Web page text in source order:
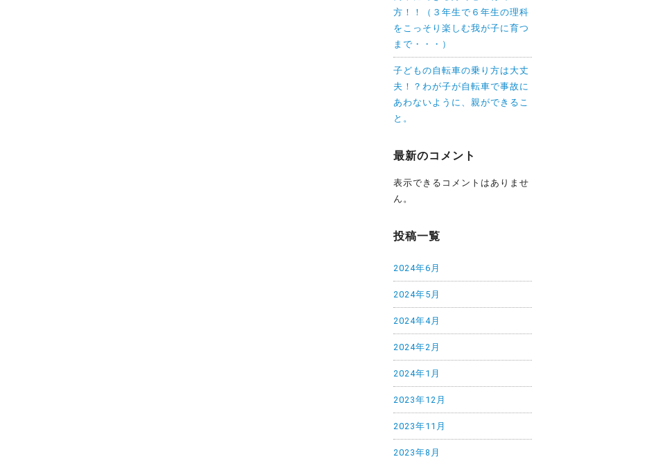
方！！（３年生で６年生の理科
をこっそり楽しむ我が子に育つ
まで・・・）
子どもの自転車の乗り方は大丈
夫！？わが子が自転車で事故に
あわないように、親ができるこ
と。
最新のコメント
表示できるコメントはありませ
ん。
投稿一覧
2024年6月
2024年5月
2024年4月
2024年2月
2024年1月
2023年12月
2023年11月
2023年8月